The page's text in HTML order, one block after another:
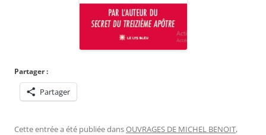
Partager :
Partager
Cette entrée a été publiée dansOUVRAGES DE MICHEL BENOIT,